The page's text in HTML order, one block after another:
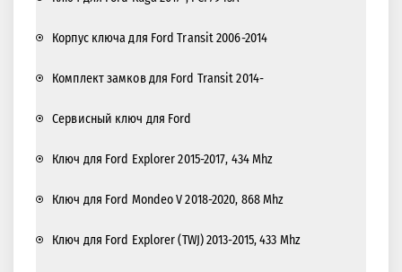
Корпус ключа для Ford Transit 2006-2014
Комплект замков для Ford Transit 2014-
Сервисный ключ для Ford
Ключ для Ford Explorer 2015-2017, 434 Mhz
Ключ для Ford Mondeo V 2018-2020, 868 Mhz
Ключ для Ford Explorer (TWJ) 2013-2015, 433 Mhz